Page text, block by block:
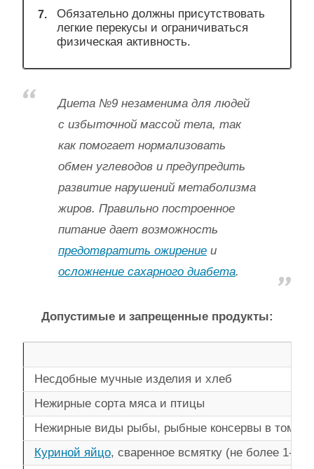
Обязательно должны присутствовать
легкие перекусы и ограничиваться
физическая активность.
Диета №9 незаменима для людей
с избыточной массой тела, так
как помогает нормализовать
обмен углеводов и предупредить
развитие нарушений метаболизма
жиров. Правильно построенное
питание дает возможность
предотвратить ожирение и
осложнение сахарного диабета.
Допустимые и запрещенные продукты:
Несдобные мучные изделия и хлеб
Нежирные сорта мяса и птицы
Нежирные виды рыбы, рыбные консервы в томате
Куриной яйцо, сваренное всмятку (не более 1-